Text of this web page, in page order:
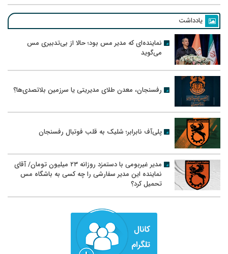
یادداشت
نماینده‌ای که مدیر مس بود؛ حالا از بی‌تدبیری مس
می‌گوید
رفسنجان، معدن طلای مدیریتی یا سرزمین بلاتصدی‌ها؟
پلی‌آف نابرابر؛ شلیک به قلب فوتبال رفسنجان
مدیر غیربومی با دستمزد روزانه ۲۳ میلیون تومان/ آقای
نماینده این مدیر سفارشی را چه کسی به باشگاه مس
تحمیل کرد؟